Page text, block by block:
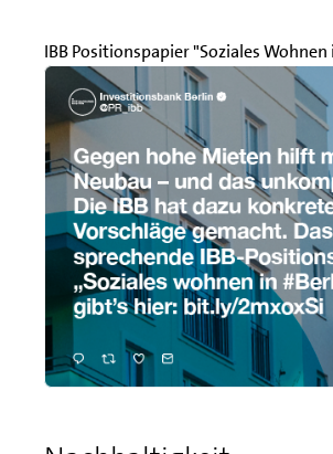
IBB Positionspapier "Soziales